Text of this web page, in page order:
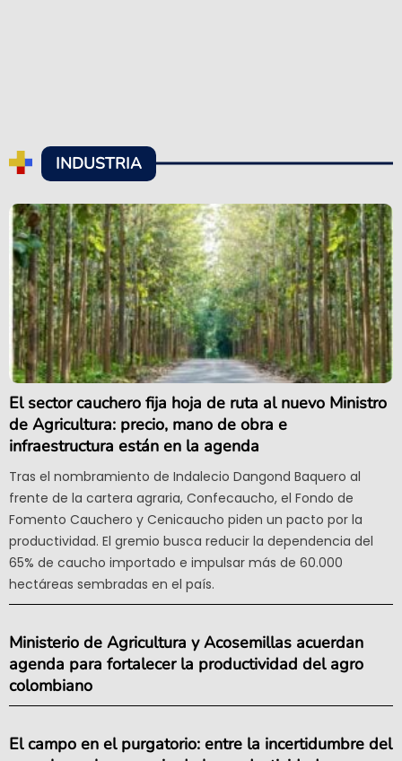
INDUSTRIA
El sector cauchero fija hoja de ruta al nuevo Ministro
de Agricultura: precio, mano de obra e
infraestructura están en la agenda
Tras el nombramiento de Indalecio Dangond Baquero al
frente de la cartera agraria, Confecaucho, el Fondo de
Fomento Cauchero y Cenicaucho piden un pacto por la
productividad. El gremio busca reducir la dependencia del
65% de caucho importado e impulsar más de 60.000
hectáreas sembradas en el país.
Ministerio de Agricultura y Acosemillas acuerdan
agenda para fortalecer la productividad del agro
colombiano
El campo en el purgatorio: entre la incertidumbre del